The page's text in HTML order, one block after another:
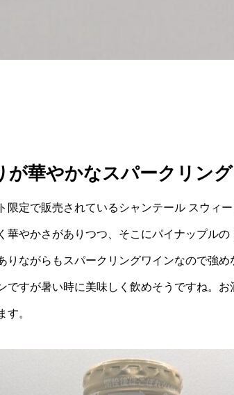
が華やかなスパークリン
限定で販売されているシャンテール スウィ
華やかさがありつつ、そこにパイナップル
りながらもスパークリングワインなので強
ですが暑い時に美味しく飲めそうですね。
す。